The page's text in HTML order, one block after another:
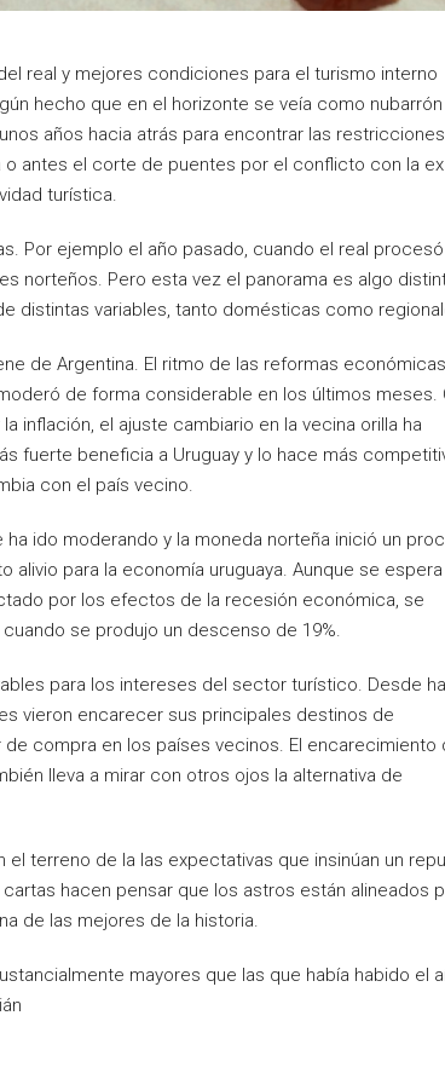
real y mejores condiciones para el turismo interno
hecho que en el horizonte se veía como nubarrón
años hacia atrás para encontrar las restricciones
antes el corte de puentes por el conflicto con la ex
turística.
Por ejemplo el año pasado, cuando el real procesó
norteños. Pero esta vez el panorama es algo
distintas variables, tanto domésticas como
de Argentina. El ritmo de las reformas económicas
de forma considerable en los últimos meses.
inflación, el ajuste cambiario en la vecina orilla ha
fuerte beneficia a Uruguay y lo hace más
con el país vecino.
ido moderando y la moneda norteña inició un
para la economía uruguaya. Aunque se
por los efectos de la recesión económica, se
se produjo un descenso de 19%.
para los intereses del sector turístico. Desde
vieron encarecer sus principales destinos de
compra en los países vecinos. El encarecimiento
lleva a mirar con otros ojos la alternativa de
terreno de la las expectativas que insinúan un
hacen pensar que los astros están alineados
de las mejores de la historia.
mayores que las que había habido el